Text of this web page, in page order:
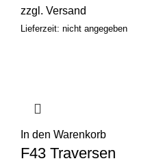
zzgl. Versand
Lieferzeit: nicht angegeben
In den Warenkorb
F43 Traversen